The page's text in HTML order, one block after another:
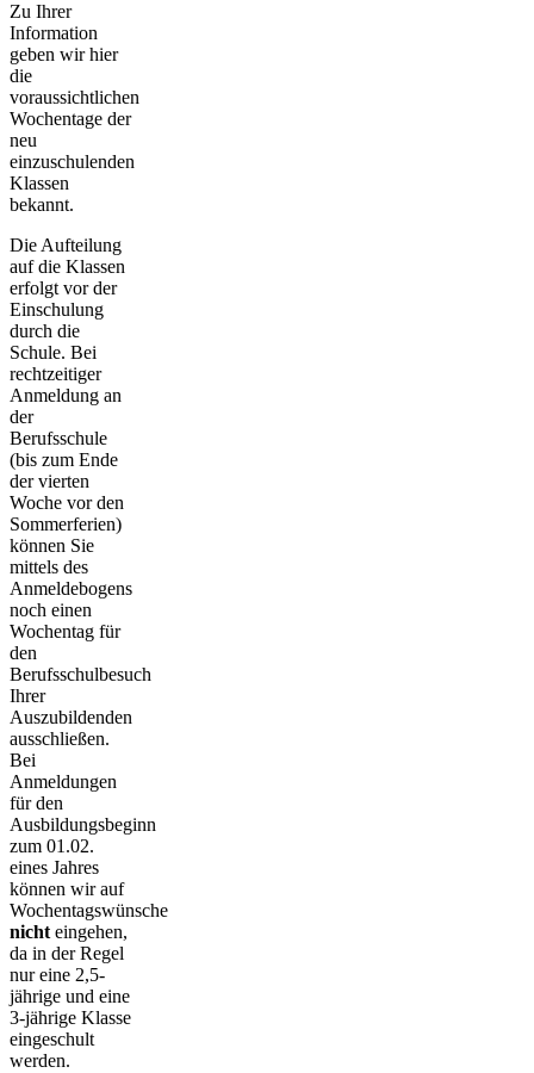
Zu Ihrer
Information
geben wir hier
die
voraussichtlichen
Wochentage der
neu
einzuschulenden
Klassen
bekannt.
Die Aufteilung
auf die Klassen
erfolgt vor der
Einschulung
durch die
Schule. Bei
rechtzeitiger
Anmeldung an
der
Berufsschule
(bis zum Ende
der vierten
Woche vor den
Sommerferien)
können Sie
mittels des
Anmeldebogens
noch einen
Wochentag für
den
Berufsschulbesuch
Ihrer
Auszubildenden
ausschließen.
Bei
Anmeldungen
für den
Ausbildungsbeginn
zum 01.02.
eines Jahres
können wir auf
Wochentagswünsche
nicht eingehen,
da in der Regel
nur eine 2,5-
jährige und eine
3-jährige Klasse
eingeschult
werden.